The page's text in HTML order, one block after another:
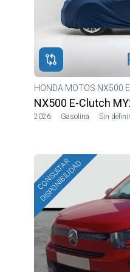
HONDA MOTOS NX500
NX500 E-Clutch
2026 Gasolina Sin definir
CONSULTAR
DISPONIBILIDAD